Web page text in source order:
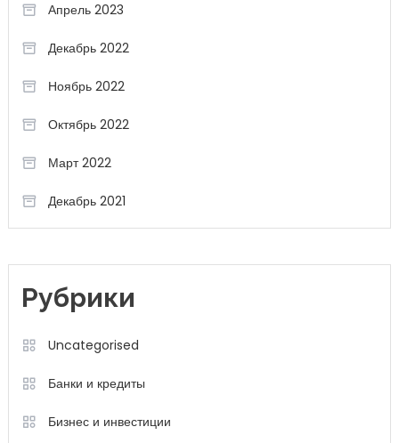
Апрель 2023
Декабрь 2022
Ноябрь 2022
Октябрь 2022
Март 2022
Декабрь 2021
Рубрики
Uncategorised
Банки и кредиты
Бизнес и инвестиции